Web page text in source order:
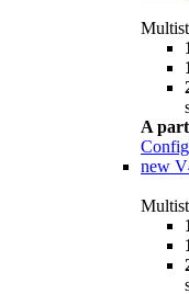
A
new